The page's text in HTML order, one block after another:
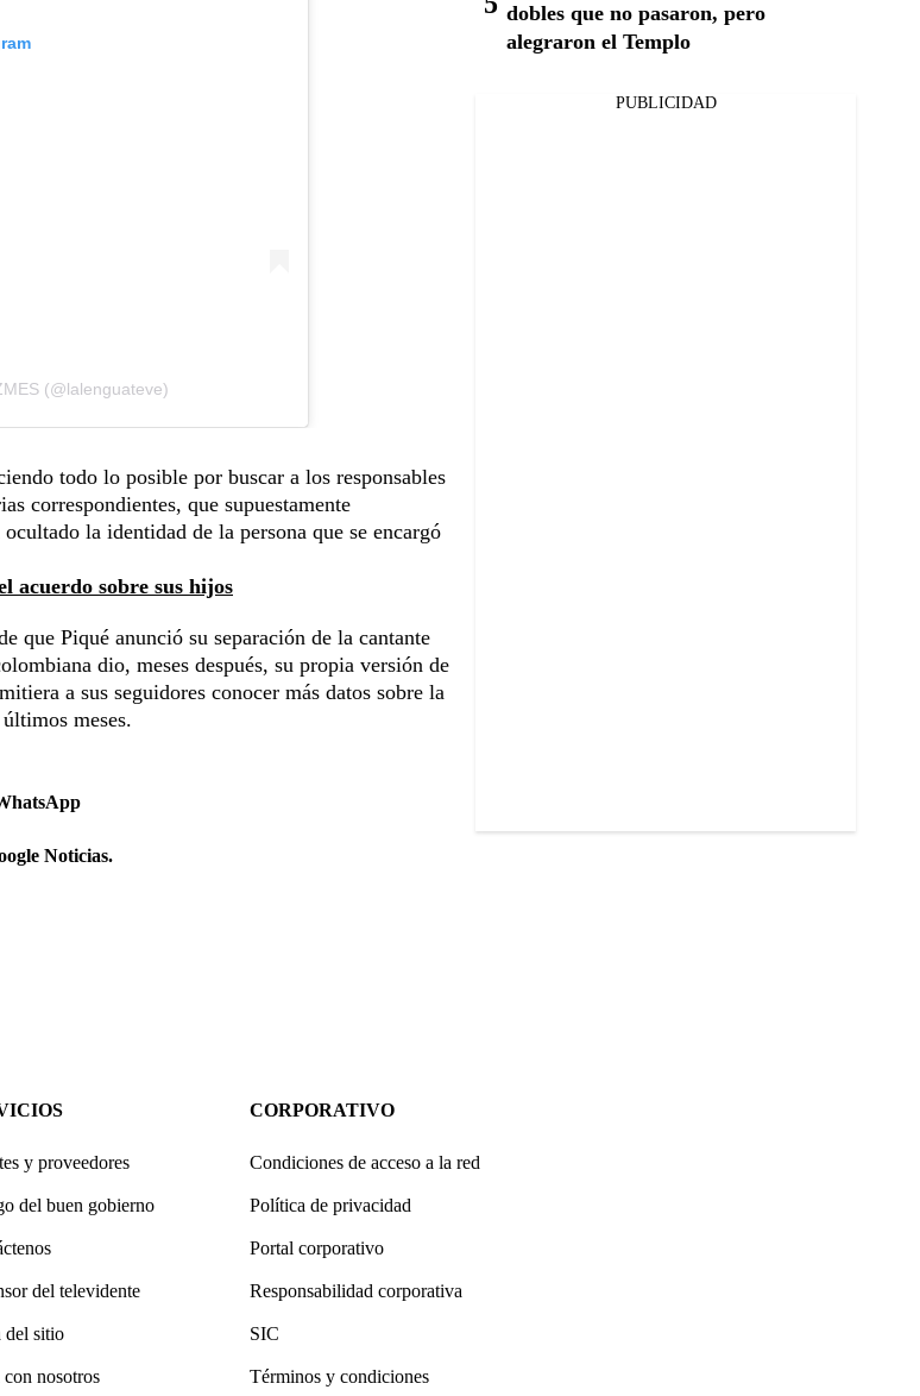
(@lalenguateve)
todo lo posible por buscar a los responsables
correspondientes, que supuestamente
la identidad de la persona que se encargó
acuerdo sobre sus hijos
que Piqué anunció su separación de la cantante
dio, meses después, su propia versión de
a sus seguidores conocer más datos sobre la
meses.
Noticias.
dobles que no pasaron, pero
alegraron el Templo
PUBLICIDAD
y proveedores
del buen gobierno
del televidente
del sitio
con nosotros
CORPORATIVO
Condiciones de acceso a la red
Política de privacidad
Portal corporativo
Responsabilidad corporativa
SIC
Términos y condiciones